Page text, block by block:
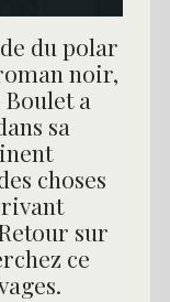
du polar
noir,
a
sa
choses
sur
ce